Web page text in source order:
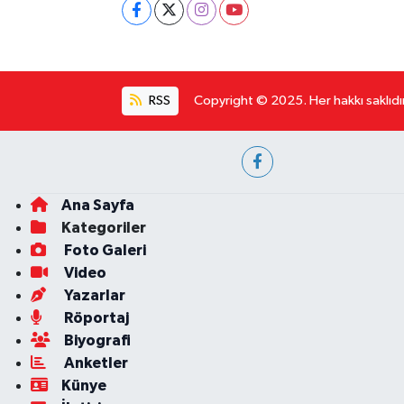
RSS Copyright © 2025. Her hakkı
Ana Sayfa
Kategoriler
Foto Galeri
Video
Yazarlar
Röportaj
Biyografi
Anketler
Künye